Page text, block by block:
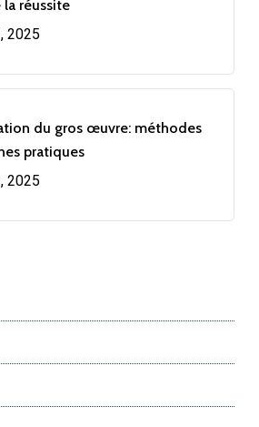
la réussite
2025
du gros œuvre: méthodes
pratiques
2025